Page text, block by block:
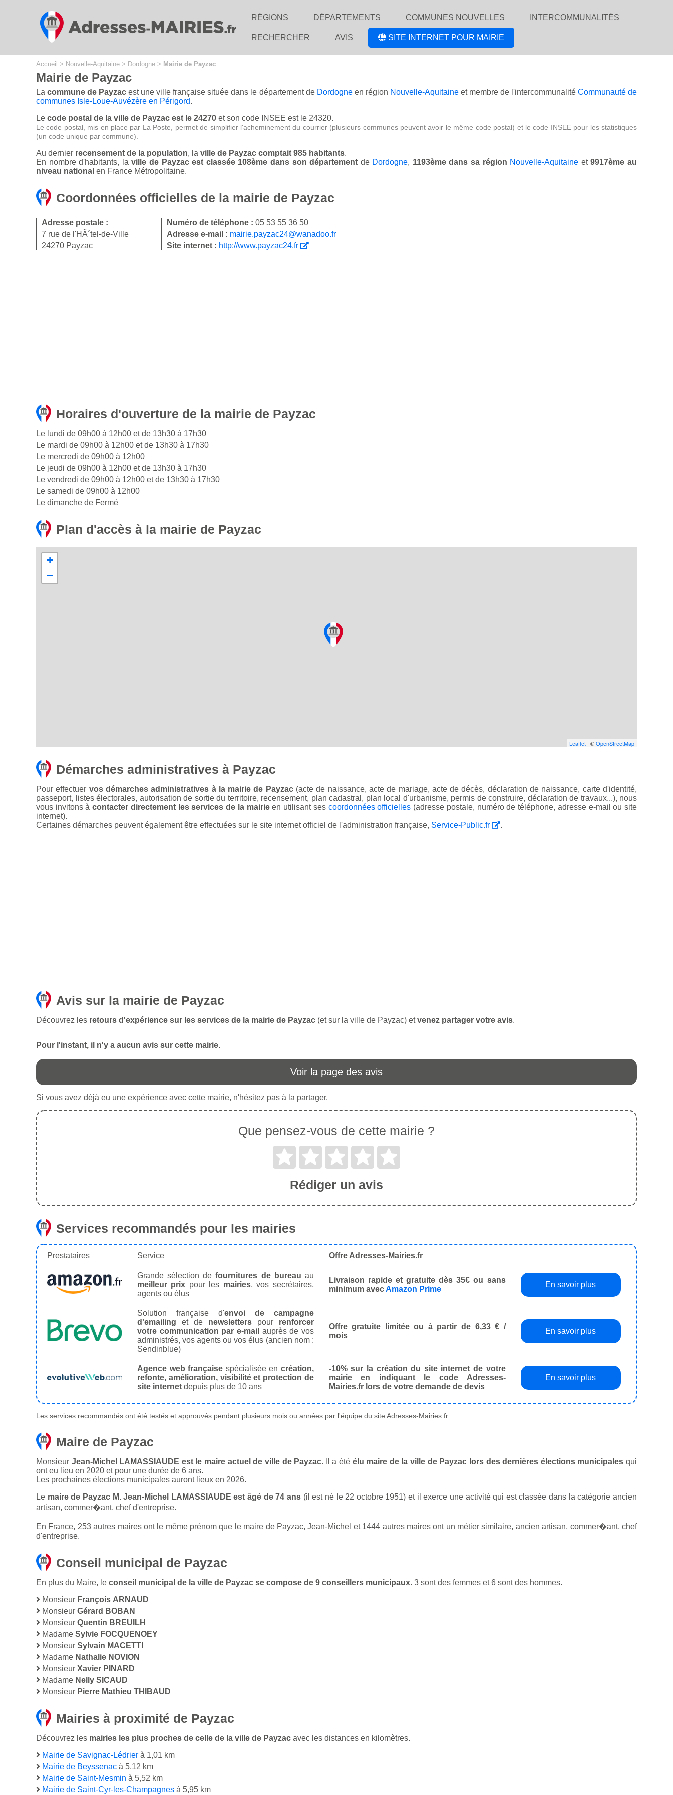
RÉGIONS DÉPARTEMENTS COMMUNES NOUVELLES INTERCOMMUNALITÉS
RECHERCHER AVIS SITE INTERNET POUR MAIRIE
Accueil > Nouvelle-Aquitaine > Dordogne > Mairie de Payzac
Mairie de Payzac
Lacommune de Payzac est une ville française située dans le département de Dordogneen région Nouvelle-Aquitaineet membre de l'intercommunalité Communauté de
communes Isle-Loue-Auvézère en Périgord.
Le code postal de la ville de Payzac est le 24270 et son code INSEE est le 24320.
Le code postal, mis en place par La Poste, permet de simplifier l'acheminement du courrier (plusieurs communes peuvent avoir le même code postal) et le code INSEE pour les statistiques
(un code unique par commune).
Au dernier recensement de la population, la ville de Payzac comptait 985 habitants.
En nombre d'habitants, laville de Payzac est classée 108ème dans son département de Dordogne, 1193ème dans sa région Nouvelle-Aquitaine et9917ème au
niveau national en France Métropolitaine.
Coordonnées officielles de la mairie de Payzac
Adresse postale :
7 rue de l'HÃ´tel-de-Ville
24270 Payzac
Numéro de téléphone : 05 53 55 36 50
Adresse e-mail : mairie.payzac24@wanadoo.fr
Site internet : http://www.payzac24.fr
Horaires d'ouverture de la mairie de Payzac
Le lundi de 09h00 à 12h00 et de 13h30 à 17h30
Le mardi de 09h00 à 12h00 et de 13h30 à 17h30
Le mercredi de 09h00 à 12h00
Le jeudi de 09h00 à 12h00 et de 13h30 à 17h30
Le vendredi de 09h00 à 12h00 et de 13h30 à 17h30
Le samedi de 09h00 à 12h00
Le dimanche de Fermé
Plan d'accès à la mairie de Payzac
+
−
Leaflet | ©OpenStreetMap
Démarches administratives à Payzac
Pour effectuer vos démarches administratives à la mairie de Payzac(acte de naissance, acte de mariage, acte de décès, déclaration de naissance, carte d'identité,
passeport, listes électorales, autorisation de sortie du territoire, recensement, plan cadastral, plan local d'urbanisme, permis de construire, déclaration de travaux...), nous
vous invitons àcontacter directement les services de la mairieen utilisant ses coordonnées officielles (adresse postale, numéro de téléphone, adresse e-mail ou site
internet).
Certaines démarches peuvent également être effectuées sur le site internet officiel de l'administration française, Service-Public.fr .
Avis sur la mairie de Payzac
Découvrez les retours d'expérience sur les services de la mairie de Payzac (et sur la ville de Payzac) etvenez partager votre avis.
Pour l'instant, il n'y a aucun avis sur cette mairie.
Voir la page des avis
Si vous avez déjà eu une expérience avec cette mairie, n'hésitez pas à la partager.
Que pensez-vous de cette mairie ?
Rédiger un avis
Services recommandés pour les mairies
Prestataires Service Offre Adresses-Mairies.fr
Grande sélection defournitures de bureau au
meilleur prix pour les mairies, vos secrétaires,
agents ou élus
Livraison rapide et gratuite dès 35€ ou sans
minimum avecAmazon Prime
En savoir plus
Solution française d'envoi de campagne
d'emailing et de newsletterspour renforcer
votre communication par e-mail auprès de vos
administrés, vos agents ou vos élus (ancien nom :
Sendinblue)
Offre gratuite limitée ou à partir de 6,33 € /
mois
En savoir plus
Agence web française spécialisée en création,
refonte, amélioration, visibilité et protection de
site internet depuis plus de 10 ans
-10% sur la création du site internet de votre
mairie en indiquant le code Adresses-
Mairies.fr lors de votre demande de devis
En savoir plus
Les services recommandés ont été testés et approuvés pendant plusieurs mois ou années par l'équipe du site Adresses-Mairies.fr.
Maire de Payzac
Monsieur Jean-Michel LAMASSIAUDE est le maire actuel de ville de Payzac. Il a été élu maire de la ville de Payzac lors des dernières élections municipales qui
ont eu lieu en 2020 et pour une durée de 6 ans.
Les prochaines élections municipales auront lieux en 2026.
Le maire de Payzac M. Jean-Michel LAMASSIAUDE est âgé de 74 ans(il est né le 22 octobre 1951) et il exerce une activité qui est classée dans la catégorie ancien
artisan, commer�ant, chef d'entreprise.
En France, 253 autres maires ont le même prénom que le maire de Payzac, Jean-Michel et 1444 autres maires ont un métier similaire, ancien artisan, commer�ant, chef
d'entreprise.
Conseil municipal de Payzac
En plus du Maire, le conseil municipal de la ville de Payzac se compose de 9 conseillers municipaux. 3 sont des femmes et 6 sont des hommes.
Monsieur François ARNAUD
Monsieur Gérard BOBAN
Monsieur Quentin BREUILH
Madame Sylvie FOCQUENOEY
Monsieur Sylvain MACETTI
Madame Nathalie NOVION
Monsieur Xavier PINARD
Madame Nelly SICAUD
Monsieur Pierre Mathieu THIBAUD
Mairies à proximité de Payzac
Découvrez les mairies les plus proches de celle de la ville de Payzac avec les distances en kilomètres.
Mairie de Savignac-Lédrier à 1,01 km
Mairie de Beyssenac à 5,12 km
Mairie de Saint-Mesmin à 5,52 km
Mairie de Saint-Cyr-les-Champagnes à 5,95 km